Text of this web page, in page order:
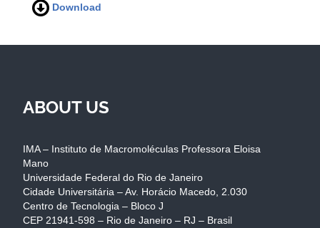
Download
ABOUT US
IMA – Instituto de Macromoléculas Professora Eloisa
Mano
Universidade Federal do Rio de Janeiro
Cidade Universitária – Av. Horácio Macedo, 2.030
Centro de Tecnologia – Bloco J
CEP 21941-598 – Rio de Janeiro – RJ – Brasil